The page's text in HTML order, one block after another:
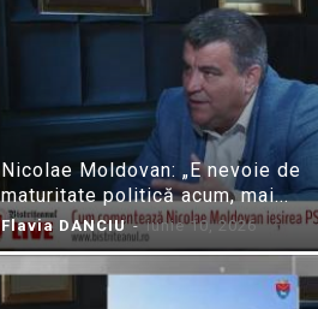
Nicolae Moldovan: „E nevoie de
maturitate politică acum, mai...
Flavia DANCIU - iunie 10, 2026